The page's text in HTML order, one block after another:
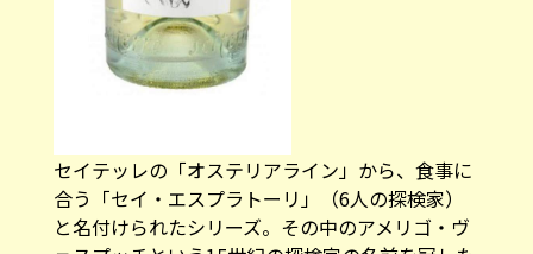
セイテッレの「オステリアライン」から、食事に
合う「セイ・エスプラトーリ」（6人の探検家）
と名付けられたシリーズ。その中のアメリゴ・ヴ